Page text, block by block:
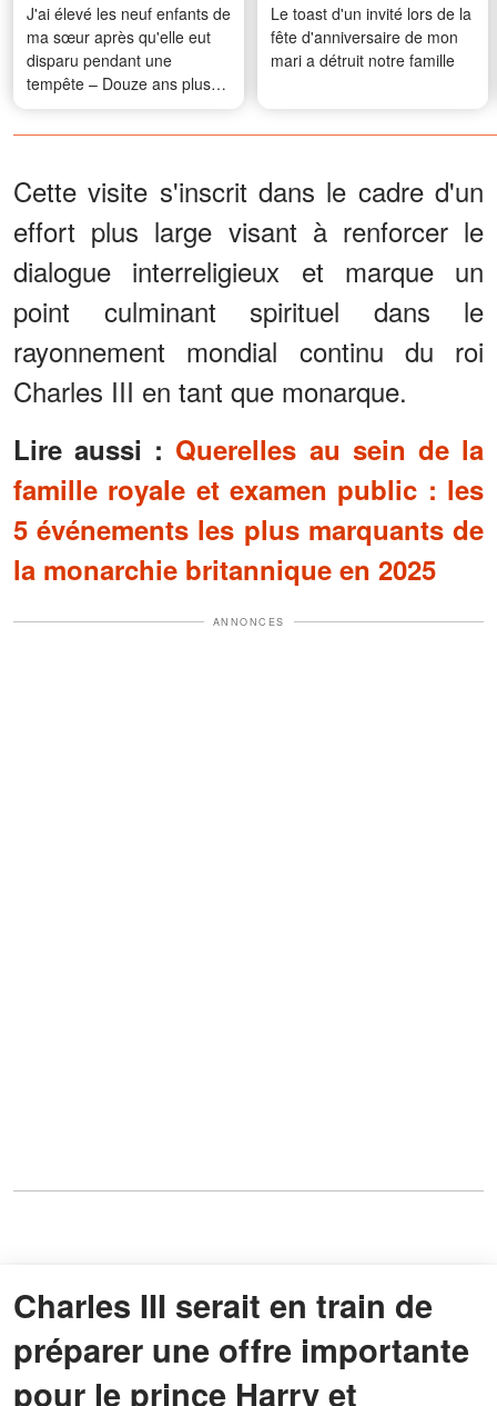
J'ai élevé les neuf enfants de
ma sœur après qu'elle eut
disparu pendant une
tempête – Douze ans plus
tard, mon plus jeune neveu
m'a regardé et m'a dit : « Je
Le toast d'un invité lors de la
fête d'anniversaire de mon
mari a détruit notre famille
Cette visite s'inscrit dans le cadre d'un
effort plus large visant à renforcer le
dialogue interreligieux et marque un
point culminant spirituel dans le
rayonnement mondial continu du roi
Charles III en tant que monarque.
Lire aussi : Querelles au sein de la
famille royale et examen public : les
5 événements les plus marquants de
la monarchie britannique en 2025
ANNONCES
Charles III serait en train de
préparer une offre importante
pour le prince Harry et